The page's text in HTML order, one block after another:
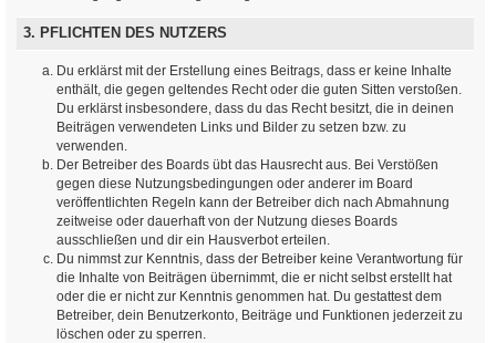
3. PFLICHTEN DES NUTZERS
Du erklärst mit der Erstellung eines Beitrags, dass er keine Inhalte
enthält, die gegen geltendes Recht oder die guten Sitten verstoßen.
Du erklärst insbesondere, dass du das Recht besitzt, die in deinen
Beiträgen verwendeten Links und Bilder zu setzen bzw. zu
verwenden.
Der Betreiber des Boards übt das Hausrecht aus. Bei Verstößen
gegen diese Nutzungsbedingungen oder anderer im Board
veröffentlichten Regeln kann der Betreiber dich nach Abmahnung
zeitweise oder dauerhaft von der Nutzung dieses Boards
ausschließen und dir ein Hausverbot erteilen.
Du nimmst zur Kenntnis, dass der Betreiber keine Verantwortung für
die Inhalte von Beiträgen übernimmt, die er nicht selbst erstellt hat
oder die er nicht zur Kenntnis genommen hat. Du gestattest dem
Betreiber, dein Benutzerkonto, Beiträge und Funktionen jederzeit zu
löschen oder zu sperren.